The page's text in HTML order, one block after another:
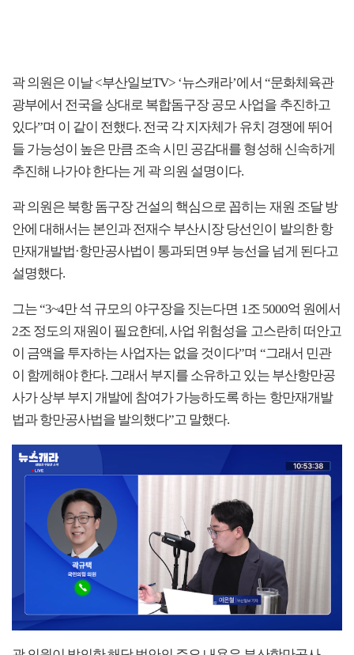
곽 의원은 이날 <부산일보TV> ‘뉴스캐라’에서 “문화체육관
광부에서 전국을 상대로 복합돔구장 공모 사업을 추진하고
있다”며 이 같이 전했다. 전국 각 지자체가 유치 경쟁에 뛰어
들 가능성이 높은 만큼 조속 시민 공감대를 형성해 신속하게
추진해 나가야 한다는 게 곽 의원 설명이다.
곽 의원은 북항 돔구장 건설의 핵심으로 꼽히는 재원 조달 방
안에 대해서는 본인과 전재수 부산시장 당선인이 발의한 항
만재개발법·항만공사법이 통과되면 9부 능선을 넘게 된다고
설명했다.
그는 “3~4만 석 규모의 야구장을 짓는다면 1조 5000억 원에서
2조 정도의 재원이 필요한데, 사업 위험성을 고스란히 떠안고
이 금액을 투자하는 사업자는 없을 것이다”며 “그래서 민관
이 함께해야 한다. 그래서 부지를 소유하고 있는 부산항만공
사가 상부 부지 개발에 참여가 가능하도록 하는 항만재개발
법과 항만공사법을 발의했다”고 말했다.